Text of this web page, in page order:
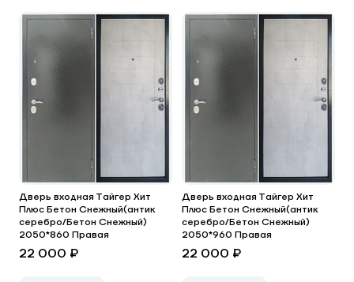
Дверь входная Тайгер Хит
Плюс Бетон Снежный(антик
серебро/Бетон Снежный)
2050*860 Правая
22 000 ₽
Дверь входная Тайгер Хит
Плюс Бетон Снежный(антик
серебро/Бетон Снежный)
2050*960 Правая
22 000 ₽